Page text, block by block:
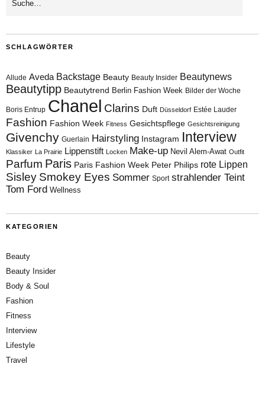
SCHLAGWÖRTER
Allude Aveda Backstage Beauty Beauty Insider Beautynews
Beautytipp Beautytrend Berlin Fashion Week Bilder der Woche
Boris Entrup Chanel Clarins Duft Düsseldorf Estée Lauder
Fashion Fashion Week Fitness Gesichtspflege Gesichtsreinigung
Givenchy Guerlain Hairstyling Instagram Interview
Klassiker La Prairie Lippenstift Locken Make-up Nevil Alem-Awat Outfit
Parfum Paris Paris Fashion Week Peter Philips rote Lippen
Sisley Smokey Eyes Sommer Sport strahlender Teint
Tom Ford Wellness
KATEGORIEN
Beauty
Beauty Insider
Body & Soul
Fashion
Fitness
Interview
Lifestyle
Travel